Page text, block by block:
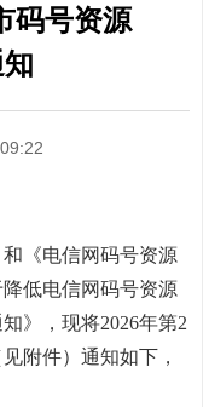
码号资源
《电信网码号资源
低电信网码号资源
》，现将2026年第2
附件）通知如下，